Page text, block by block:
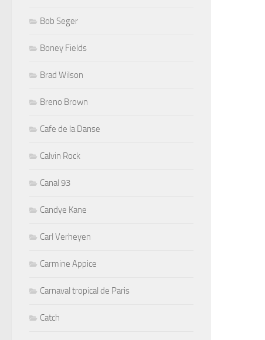
Bob Seger
Boney Fields
Brad Wilson
Breno Brown
Cafe de la Danse
Calvin Rock
Canal 93
Candye Kane
Carl Verheyen
Carmine Appice
Carnaval tropical de Paris
Catch